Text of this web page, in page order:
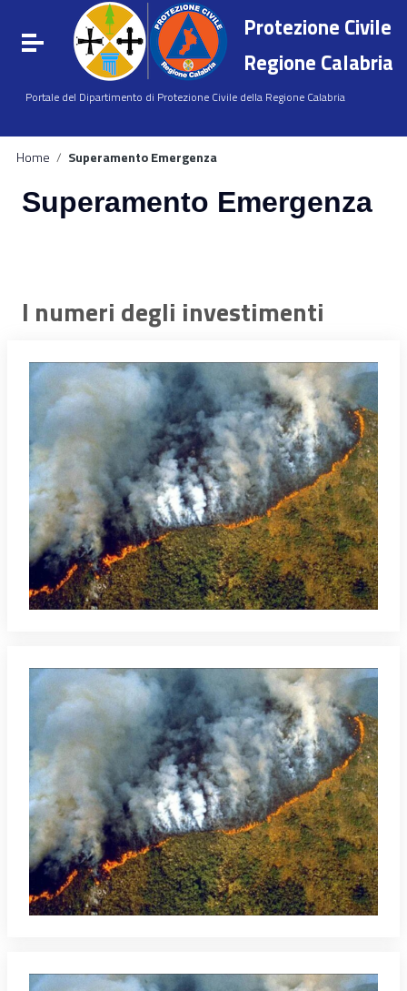
Vai ai contenuti
Vai al menu di navigazione
Vai al footer
Attiva / disattiva la navigazione
Protezione Civile
Regione Calabria
Portale del Dipartimento di Protezione Civile della Regione Calabria
Home / Superamento Emergenza
Superamento Emergenza
I numeri degli investimenti